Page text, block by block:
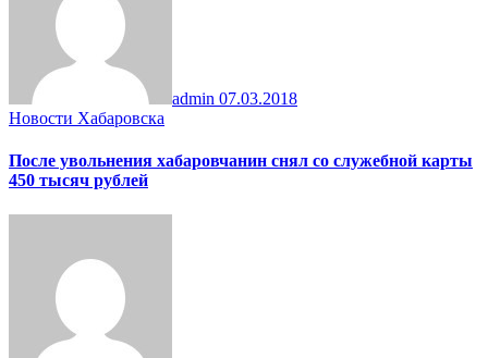
admin 07.03.2018
Новости Хабаровска
После увольнения хабаровчанин снял со служебной карты
450 тысяч рублей